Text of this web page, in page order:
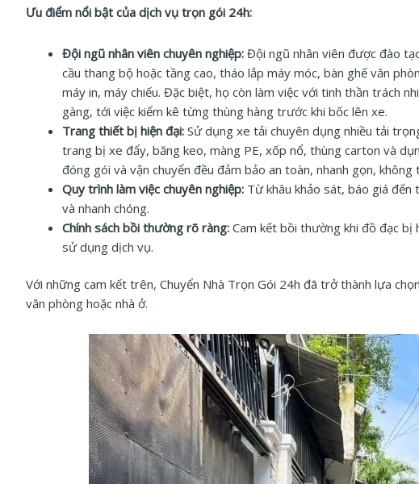
Ưu điểm nổi bật của dịch vụ trọn gói 24h:
Đội ngũ nhân viên chuyên nghiệp: Đội ngũ nhân viên được đào
cầu thang bộ hoặc tầng cao, tháo lắp máy móc, bàn ghế văn
máy in, máy chiếu. Đặc biệt, họ còn làm việc với tinh thần trách
gàng, tới việc kiểm kê từng thùng hàng trước khi bốc lên xe.
Trang thiết bị hiện đại: Sử dụng xe tải chuyên dụng nhiều tải
trang bị xe đẩy, băng keo, màng PE, xốp nổ, thùng carton và
đóng gói và vận chuyển đều đảm bảo an toàn, nhanh gọn,
Quy trình làm việc chuyên nghiệp: Từ khâu khảo sát, báo giá đến
và nhanh chóng.
Chính sách bồi thường rõ ràng: Cam kết bồi thường khi đồ đạc bị
sử dụng dịch vụ.
Với những cam kết trên, Chuyển Nhà Trọn Gói 24h đã trở thành lựa
văn phòng hoặc nhà ở.